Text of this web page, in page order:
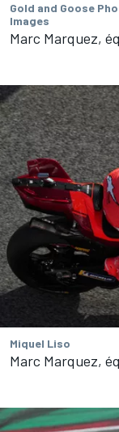
Gold and Goose
Images
Marc Marquez,
Miquel Liso
Marc Marquez,